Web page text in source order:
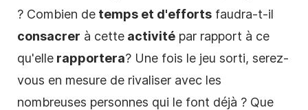
? Combien de temps et d'efforts faudra-t-il
consacrer à cette activité par rapport à ce
qu'elle rapportera? Une fois le jeu sorti, serez-
vous en mesure de rivaliser avec les
nombreuses personnes qui le font déjà ? Que